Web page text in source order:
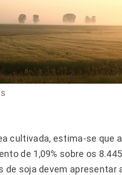
cultivada, estima-se que
de 1,09% sobre os
de soja devem apresentar